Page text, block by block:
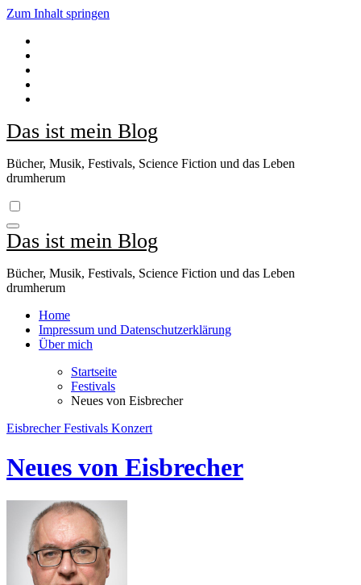
Zum Inhalt springen
Das ist mein Blog
Bücher, Musik, Festivals, Science Fiction und das Leben
drumherum
Das ist mein Blog
Bücher, Musik, Festivals, Science Fiction und das Leben
drumherum
Home
Impressum und Datenschutzerklärung
Über mich
Startseite
Festivals
Neues von Eisbrecher
EisbrecherFestivals Konzert
Neues von Eisbrecher